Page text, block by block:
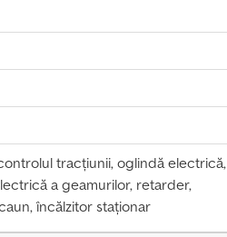
tracțiunii, oglindă electrică,
a geamurilor, retarder,
încălzitor staționar